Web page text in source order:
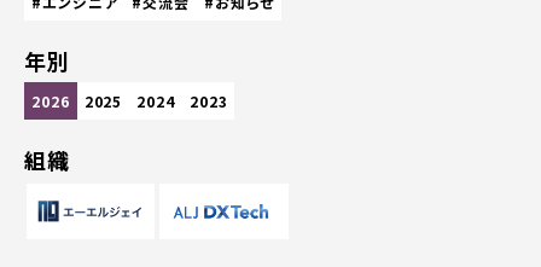
年別
2026 2025 2024 2023
組織